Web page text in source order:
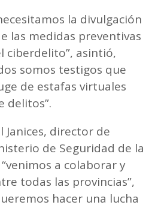
la divulgación
las medidas preventivas
ciberdelito”, asintió,
somos testigos que
de estafas virtuales
delitos”.
Janices, director de
de Seguridad de la
a colaborar y
todas las provincias”,
hacer una lucha